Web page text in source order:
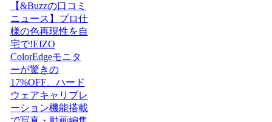
【&Buzzの口コミ
ニュース】プロ仕
様の色再現性を自
宅で!EIZO
ColorEdgeモニタ
ーが驚きの
17%OFF、ハード
ウェアキャリブレ
ーション機能搭載